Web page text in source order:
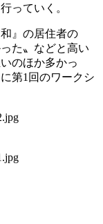
っていく。
』の居住者の
た〟などと高い
のほか多かっ
第1 回のワークシ